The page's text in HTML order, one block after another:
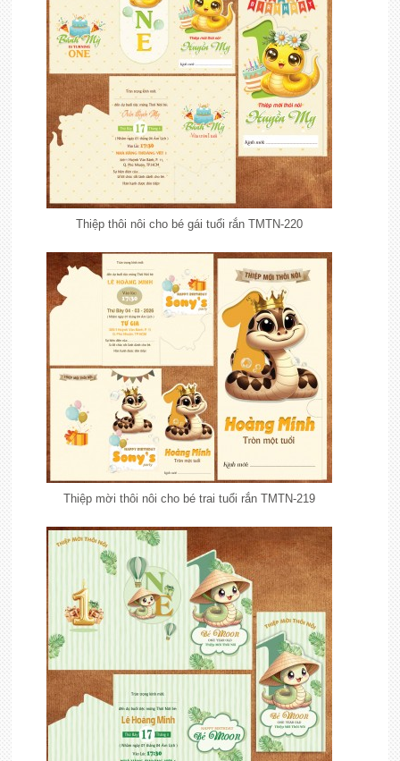
Thiệp thôi nôi cho bé gái tuổi rắn TMTN-220
Thiệp mời thôi nôi cho bé trai tuổi rắn TMTN-219